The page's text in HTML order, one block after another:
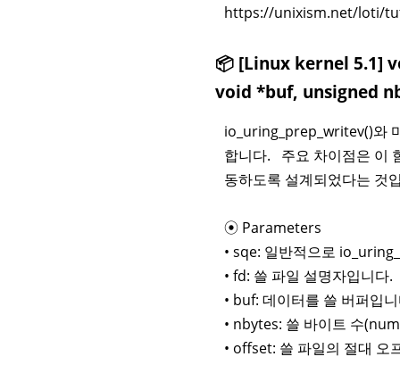
https://unixism.net/loti/
📦 [Linux kernel 5.1]
void *buf, unsigned
io_uring_prep_writev()와
합니다. 주요 차이점은 이
동하도록 설계되었다는 것
⦿ Parameters
• sqe: 일반적으로
• fd: 쓸 파일 설명자입니다.
• buf: 데이터를 쓸 버퍼입
• nbytes: 쓸 바이트 수
• offset: 쓸 파일의 절대 오